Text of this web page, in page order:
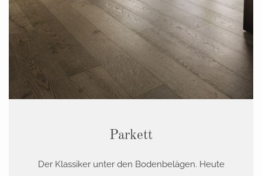
Parkett
Der Klassiker unter den Bodenbelägen. Heute